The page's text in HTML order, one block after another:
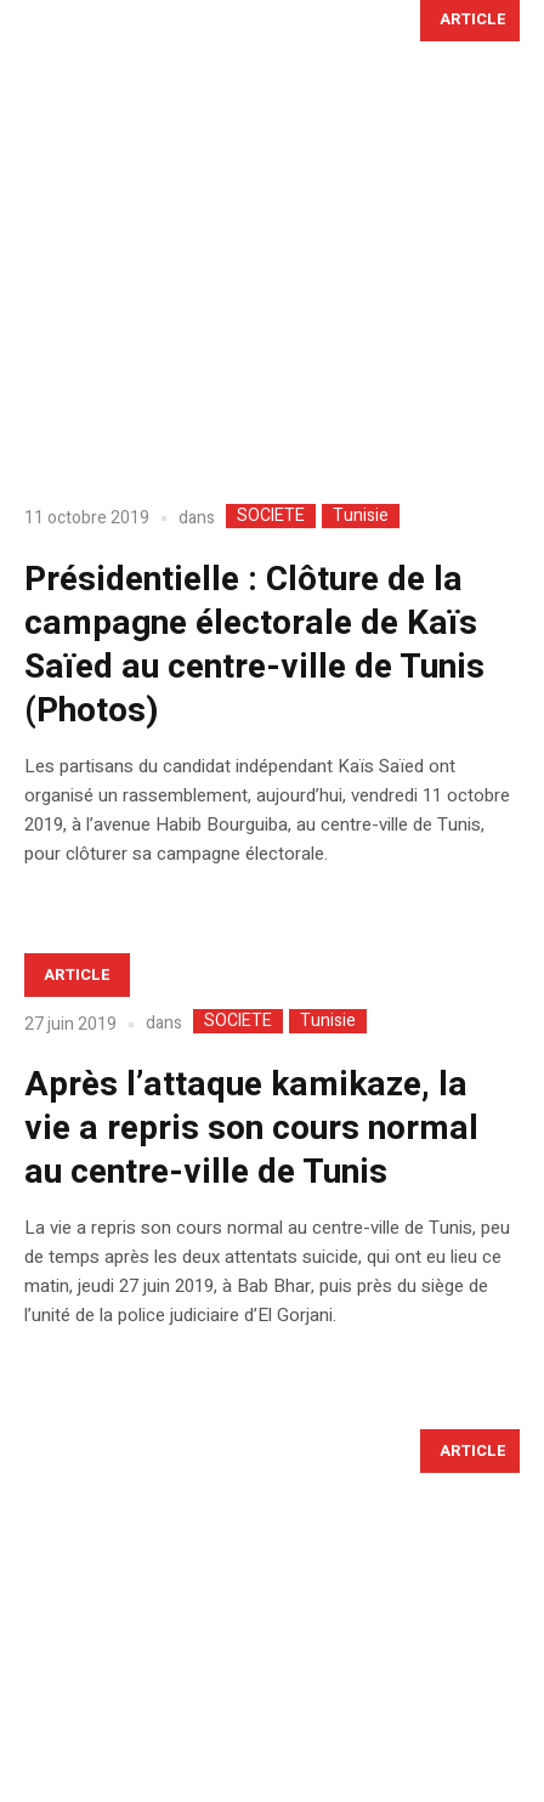
ARTICLE
11 octobre 2019 dans SOCIETE Tunisie
Présidentielle : Clôture de la
campagne électorale de Kaïs
Saïed au centre-ville de Tunis
(Photos)
Les partisans du candidat indépendant Kaïs Saïed ont
organisé un rassemblement, aujourd’hui, vendredi 11 octobre
2019, à l’avenue Habib Bourguiba, au centre-ville de Tunis,
pour clôturer sa campagne électorale.
ARTICLE
27 juin 2019 dans SOCIETE Tunisie
Après l’attaque kamikaze, la
vie a repris son cours normal
au centre-ville de Tunis
La vie a repris son cours normal au centre-ville de Tunis, peu
de temps après les deux attentats suicide, qui ont eu lieu ce
matin, jeudi 27 juin 2019, à Bab Bhar, puis près du siège de
l’unité de la police judiciaire d’El Gorjani.
ARTICLE